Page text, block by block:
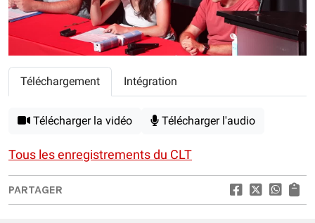
Video
Téléchargement Intégration
Télécharger la vidéo Télécharger l'audio
Tous les enregistrements du CLT
PARTAGER